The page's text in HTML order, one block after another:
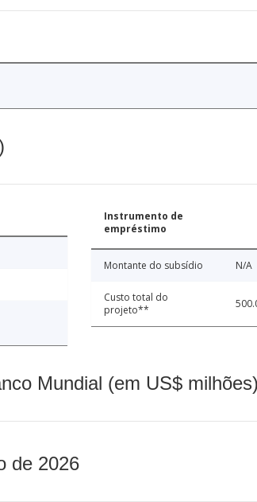
Instrumento de
empréstimo
Montante do subsídio N/A
Custo total do
projeto**
Mundial (em US$
de 2026